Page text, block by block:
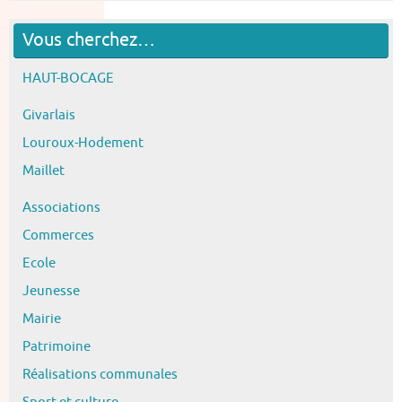
Vous cherchez…
HAUT-BOCAGE
Givarlais
Louroux-Hodement
Maillet
Associations
Commerces
Ecole
Jeunesse
Mairie
Patrimoine
Réalisations communales